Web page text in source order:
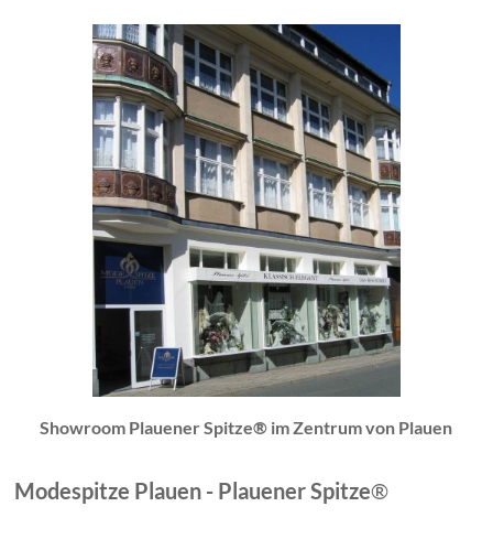
Showroom Plauener Spitze® im Zentrum von Plauen
Modespitze Plauen - Plauener Spitze®